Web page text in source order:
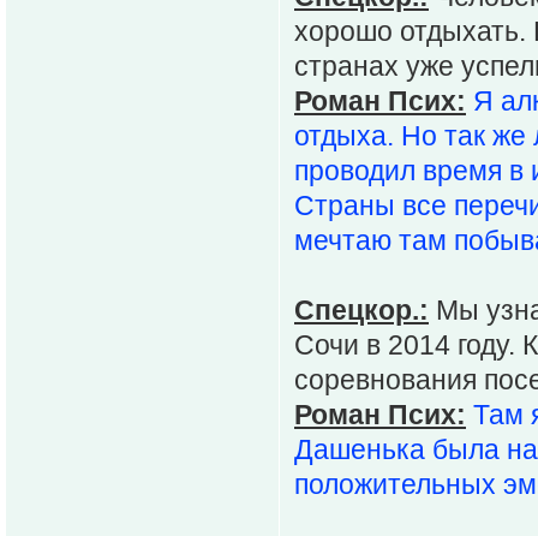
хорошо
странах уже
Роман Псих: Я
отдыха. Но так же
проводил время в
Страны все
мечтаю там
Спецкор.: Мы
Сочи в 2014 году.
соревнования
Роман Псих: Там
Дашенька была на
положительных